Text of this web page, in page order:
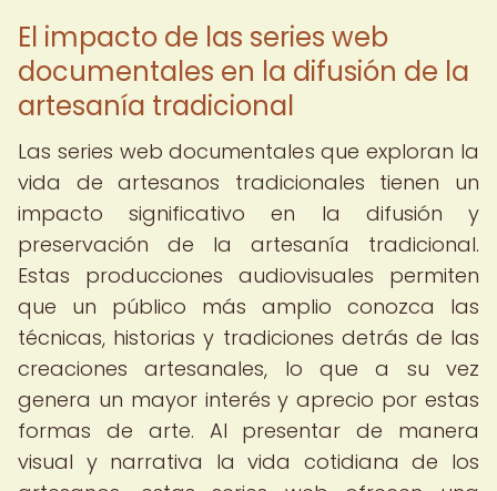
El impacto de las series web
documentales en la difusión de la
artesanía tradicional
Las series web documentales que exploran la
vida de artesanos tradicionales tienen un
impacto significativo en la difusión y
preservación de la artesanía tradicional.
Estas producciones audiovisuales permiten
que un público más amplio conozca las
técnicas, historias y tradiciones detrás de las
creaciones artesanales, lo que a su vez
genera un mayor interés y aprecio por estas
formas de arte. Al presentar de manera
visual y narrativa la vida cotidiana de los